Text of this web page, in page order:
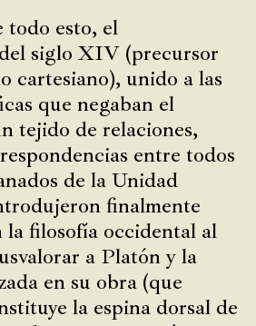
esto, el
siglo XIV (precursor
cartesiano), unido a las
que negaban el
tejido de relaciones,
entre todos
de la Unidad
finalmente
la filosofía occidental al
a Platón y la
en su obra (que
la espina dorsal de